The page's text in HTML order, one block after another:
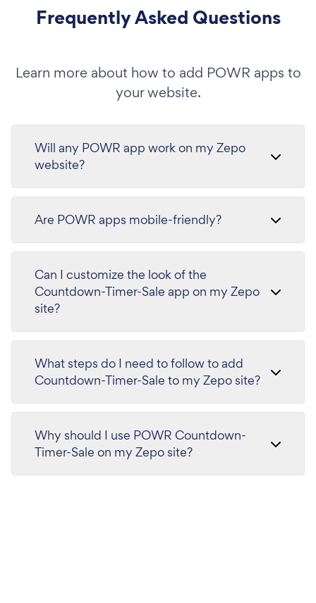
Frequently Asked Questions
Learn more about how to add POWR apps to
your website.
Will any POWR app work on my Zepo
website?
Are POWR apps mobile-friendly?
Can I customize the look of the
Countdown-Timer-Sale app on my Zepo
site?
What steps do I need to follow to add
Countdown-Timer-Sale to my Zepo site?
Why should I use POWR Countdown-
Timer-Sale on my Zepo site?